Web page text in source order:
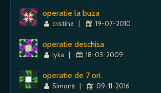
operatie la buza
cristina | 19-07-2010
operatie deschisa
lyka | 18-03-2009
operatie de 7 ori.
Simonă | 09-11-2016